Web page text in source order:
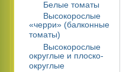
Белые томаты
Высокорослые
«черри» (балконные
томаты)
Высокорослые
округлые и плоско-
округлые